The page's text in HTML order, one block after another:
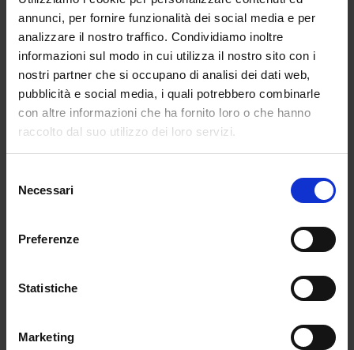
annunci, per fornire funzionalità dei social media e per
analizzare il nostro traffico. Condividiamo inoltre
informazioni sul modo in cui utilizza il nostro sito con i
nostri partner che si occupano di analisi dei dati web,
pubblicità e social media, i quali potrebbero combinarle
con altre informazioni che ha fornito loro o che hanno
raccolto dal suo utilizzo dei loro servizi.
delNecessari
Preferenze
Statistiche
Marketing
rivoluzionare la realtà. La collezione insegna come
lo stravolgimento delle parti possa essere la svolta
di cambiamento ad un mondo monotono e sempre
uguale. Il saper guardare oltre gli schemi e la
capacità di trovare soluzioni nuove a problemi già
risolti è il punto d’inizio di una sfilata che conferma,
ancora una volta, la genialità del duo creativo